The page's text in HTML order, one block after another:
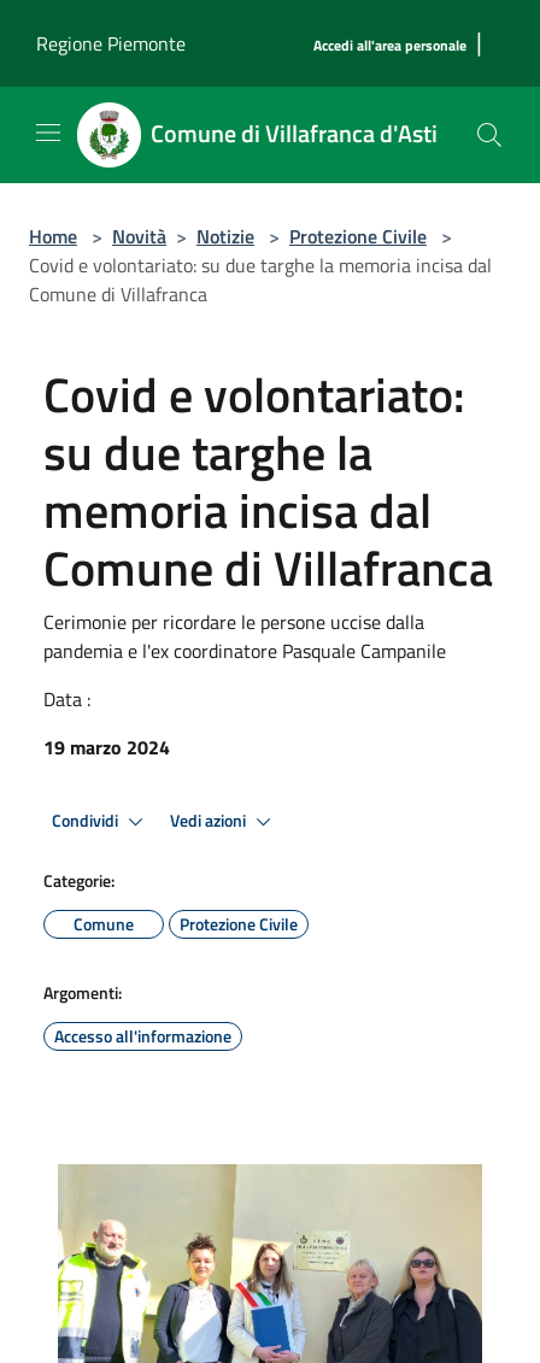
Regione Piemonte
Accedi all'area personale |
Comune di Villafranca d'Asti
Home > Novità > Notizie > Protezione Civile >
Covid e volontariato: su due targhe la memoria incisa dal
Comune di Villafranca
Covid e volontariato:
su due targhe la
memoria incisa dal
Comune di Villafranca
Cerimonie per ricordare le persone uccise dalla
pandemia e l'ex coordinatore Pasquale Campanile
Data :
19 marzo 2024
Condividi Vedi azioni
Categorie:
Comune
Protezione Civile
Argomenti:
Accesso all'informazione